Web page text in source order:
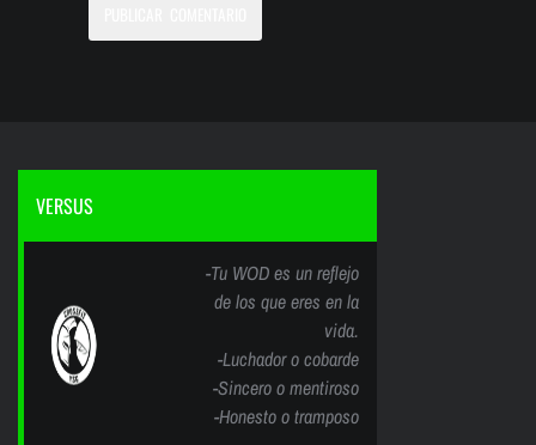
VERSUS
-Tu WOD es un reflejo
de los que eres en la
vida.
-Luchador o cobarde
-Sincero o mentiroso
-Honesto o tramposo